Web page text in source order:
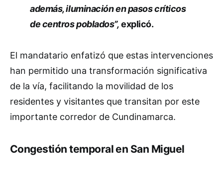
además, iluminación en pasos críticos
de centros poblados”,explicó.
El mandatario enfatizó que estas intervenciones
han permitido una transformación significativa
de la vía, facilitando la movilidad de los
residentes y visitantes que transitan por este
importante corredor de Cundinamarca.
Congestión temporal en San Miguel